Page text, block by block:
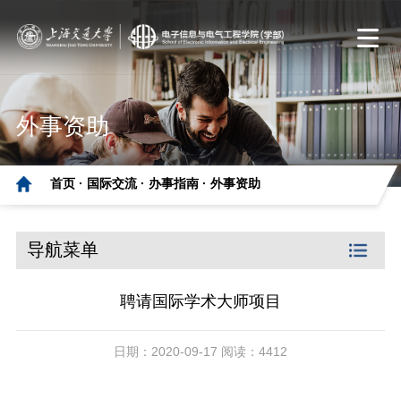
外事资助
首页 · 国际交流 · 办事指南 · 外事资助
导航菜单
聘请国际学术大师项目
日期：2020-09-17 阅读：4412